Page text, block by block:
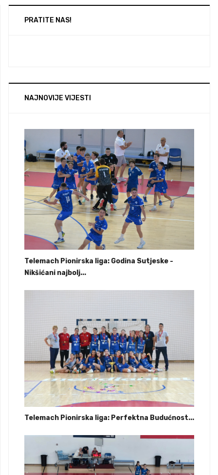
PRATITE NAS!
NAJNOVIJE VIJESTI
Telemach Pionirska liga: Godina Sutjeske -
Nikšićani najbolj...
Telemach Pionirska liga: Perfektna Budućnost...